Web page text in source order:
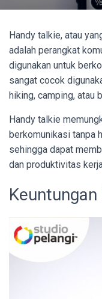
Handy talkie, atau
adalah perangkat
digunakan untuk
sangat cocok
hiking, camping, atau
Handy talkie
berkomunikasi tanpa
sehingga dapat
dan produktivitas